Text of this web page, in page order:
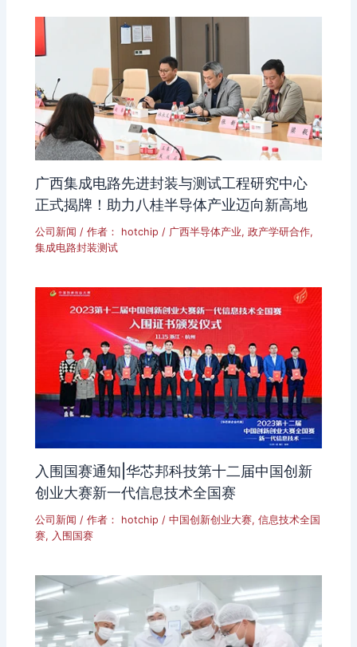
广西集成电路先进封装与测试工程研究中心
正式揭牌！助力八桂半导体产业迈向新高地
公司新闻 / 作者： hotchip / 广西半导体产业,政产学研合作,
集成电路封装测试
入围国赛通知|华芯邦科技第十二届中国创新
创业大赛新一代信息技术全国赛
公司新闻 / 作者： hotchip /中国创新创业大赛,信息技术全国
赛, 入围国赛